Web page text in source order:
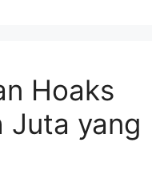
Hoaks
Juta yang